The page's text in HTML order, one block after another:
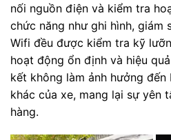
nối nguồn điện và kiểm tra
chức năng như ghi hình, giám
Wifi đều được kiểm tra kỹ
hoạt động ổn định và hiệu
kết không làm ảnh hưởng
khác của xe, mang lại sự yên
hàng.